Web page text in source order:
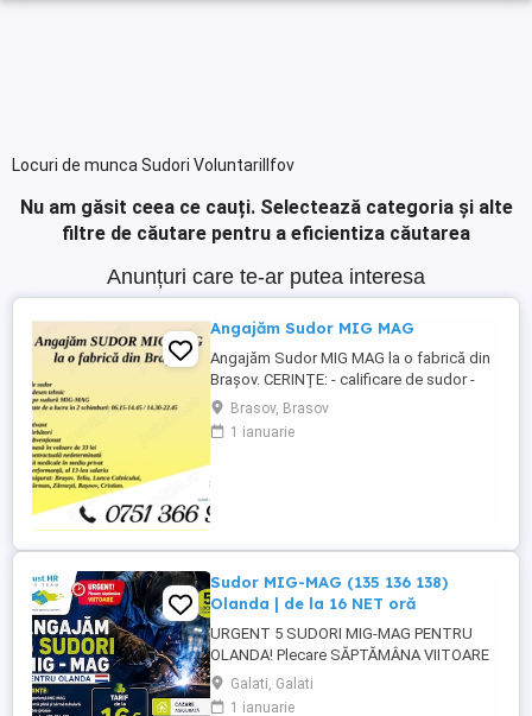
Locuri de munca Sudori VoluntariIlfov
Nu am găsit ceea ce cauți. Selectează categoria și alte
filtre de căutare pentru a eficientiza căutarea
Anunțuri care te-ar putea interesa
Angajăm Sudor MIG MAG
Angajăm Sudor MIG MAG la o fabrică din
Brașov. CERINȚE: - calificare de sudor -
cunoștințe desen tehnic - experiență pe
sudură MIG-MAG - disponibilitate pentru
lucru în 2 schimburi: 06.15-14.45 14.30-
Brasov, Brasov
1 ianuarie
Sudor MIG-MAG (135 136 138)
Olanda | de la 16 NET oră
URGENT 5 SUDORI MIG-MAG PENTRU
OLANDA! Plecare SĂPTĂMÂNA VIITOARE
Tarif de la 16 NET oră și poate crește în
funcție de proba de lucru! Căutăm sudori
Galati, Galati
1 ianuarie